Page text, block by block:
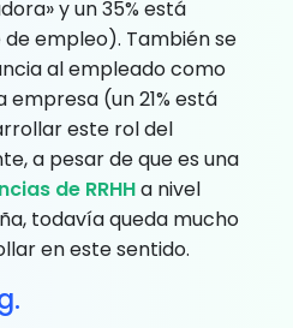
y un 35% está
empleo). También se
al empleado como
(un 21% está
este rol del
a pesar de que es una
de RRHHa nivel
todavía queda mucho
en este sentido.